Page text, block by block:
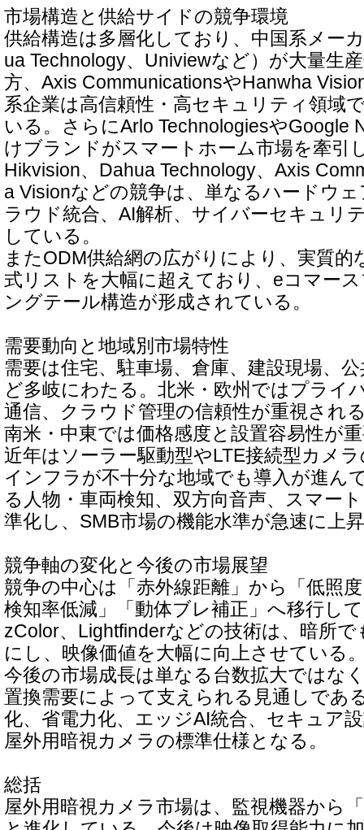
市場構造と供給サイドの競争環境
供給構造は多層化しており、中国系メー
ua Technology、Univiewなど）が大量生
方、Axis CommunicationsやHanwha
系企業は高信頼性・高セキュリティ領域
いる。さらにArlo TechnologiesやGoogle
けブランドがスマートホーム市場を牽引
Hikvision、Dahua Technology、Axis
a Visionなどの競争は、単なるハードウ
ラウド統合、AI解析、サイバーセキュリ
している。
またODM供給網の広がりにより、実質的
式リストを大幅に超えており、eコマー
ングテール構造が形成されている。
需要動向と地域別市場特性
需要は住宅、駐車場、倉庫、建設現場、
ど多岐にわたる。北米・欧州ではプライ
通信、クラウド管理の信頼性が重視され
南米・中東では価格感度と設置容易性が
近年はソーラー駆動型やLTE接続型カメ
インフラが不十分な地域でも導入が進ん
る人物・車両検知、双方向音声、スマー
準化し、SMB市場の機能水準が急速に上
競争軸の変化と今後の市場展望
競争の中心は「赤外線距離」から「低照
検知率低減」「動体ブレ補正」へ移行し
zColor、Lightfinderなどの技術は、暗所
にし、映像価値を大幅に向上させている
今後の市場成長は単なる台数拡大ではな
置換需要によって支えられる見通しであ
化、省電力化、エッジAI統合、セキュア
屋外用暗視カメラの標準仕様となる。
総括
屋外用暗視カメラ市場は、監視機器から